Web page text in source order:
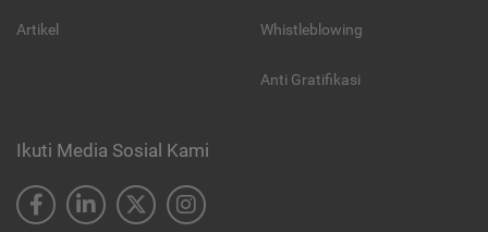
Artikel Whistleblowing
Anti Gratifikasi
Ikuti Media Sosial Kami